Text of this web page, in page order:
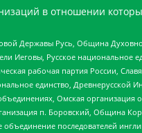
в отношении
Державы Русь, Община
Иеговы, Русское
рабочая партия России,
единство,
Омская
п. Боровский, Община
последователей